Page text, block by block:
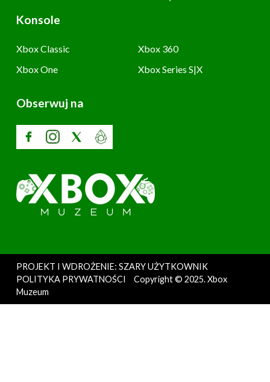
Konsole
Xbox Classic
Xbox 360
Xbox One
Xbox Series S|X
Obserwuj na
PROJEKT I WDROŻENIE: SZARY UŻYTKOWNIK
POLITYKA PRYWATNOŚCI
Copyright © 2025. Xbox
Muzeum